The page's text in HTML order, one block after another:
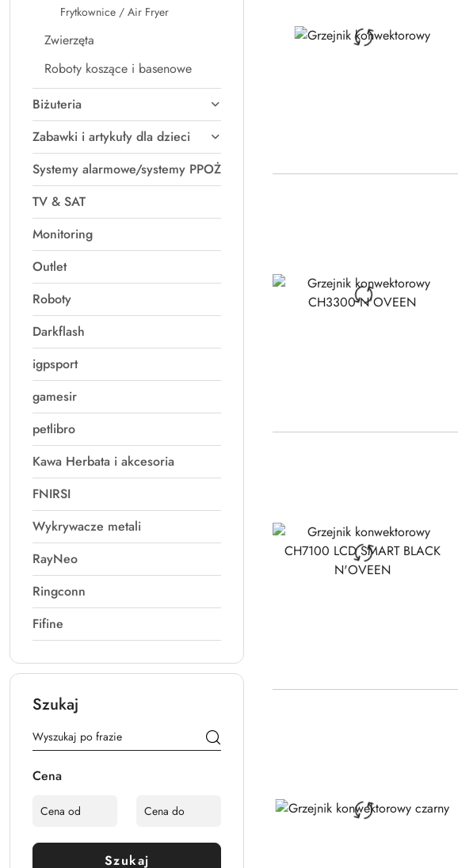
Frytkownice / Air Fryer
Zwierzęta
Roboty koszące i basenowe
Biżuteria
Zabawki i artykuły dla dzieci
Systemy alarmowe/systemy PPOŻ
TV & SAT
Monitoring
Outlet
Roboty
Darkflash
igpsport
gamesir
petlibro
Kawa Herbata i akcesoria
FNIRSI
Wykrywacze metali
RayNeo
Ringconn
Fifine
Szukaj
Cena
Szukaj